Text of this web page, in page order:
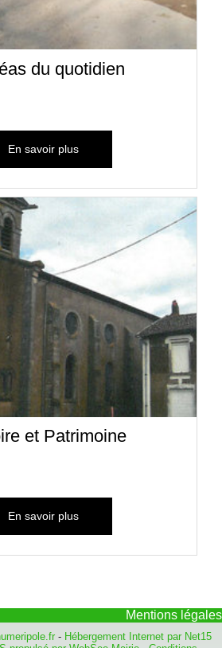
du quotidien
et Patrimoine
Mentions légales
- Hébergement Internet par Net15